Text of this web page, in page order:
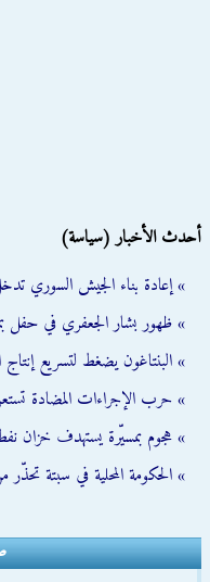
أحدث الأخبار (سياسة)
» إعادة بناء الجيش السوري
» ظهور بشار الجعفري في حفل
» البنتاغون يضغط لتسريع
» حرب الإجراءات المضادة تستعر
» هجوم بمسيّرة يستهدف خزان
» الحكومة المحلية في سبتة